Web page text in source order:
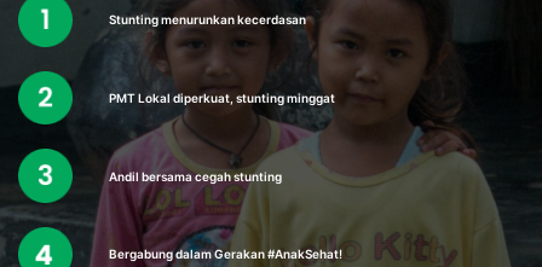
Stunting menurunkan kecerdasan
PMT Lokal diperkuat, stunting minggat
Andil bersama cegah stunting
Bergabung dalam Gerakan #AnakSehat!